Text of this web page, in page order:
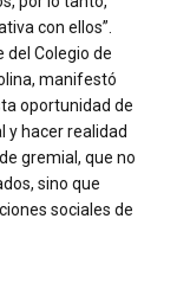
con ellos”.
del Colegio de
manifestó
oportunidad de
y hacer realidad
gremial, que no
sino que
sociales de